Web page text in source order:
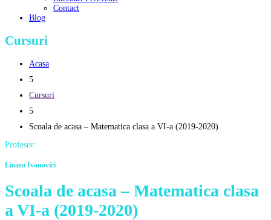
Contact
Blog
Cursuri
Acasa
5
Cursuri
5
Scoala de acasa – Matematica clasa a VI-a (2019-2020)
Profesor:
Lioara Ivanovici
Scoala de acasa – Matematica clasa
a VI-a (2019-2020)